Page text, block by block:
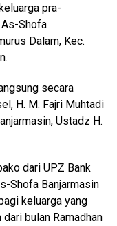
pra-
Shofa
Dalam, Kec.
secara
H. M. Fajri Muhtadi
Ustadz H.
dari UPZ Bank
Shofa Banjarmasin
keluarga yang
bulan Ramadhan